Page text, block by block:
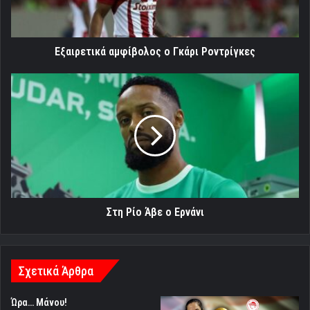
Εξαιρετικά αμφίβολος ο Γκάρι Ροντρίγκες
Στη
Ρίο
Στη Ρίο Άβε ο Ερνάνι
Σχετικά Άρθρα
Ώρα… Μάνου!